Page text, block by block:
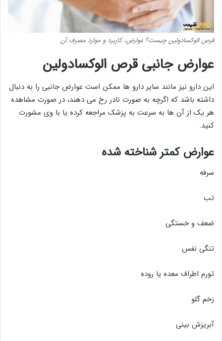
قرص الوکسادولین چیست؟ عوارض، کاربرد و موارد مصرف آن
عوارض جانبی قرص الوکسادولین
این دارو نیز مانند سایر دارو ها ممکن است عوارض جانبی را به دنبال
داشته باشد که اگرچه به صورت نادر رخ می دهند، در صورت مشاهده
هر یک از آن ها به سرعت به پزشک مراجعه کرده یا با وی مشورت
کنید.
عوارض کمتر شناخته شده
سرفه
تب
ضعف و خستگی
تنگی نفس
تورم اطراف معده یا روده
زخم گلو
آبریزش بینی